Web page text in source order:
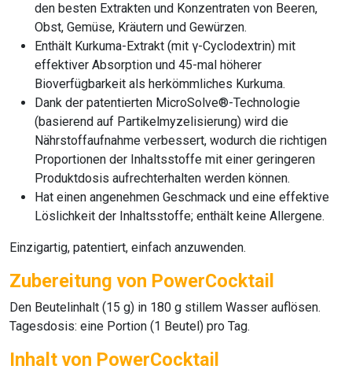
den besten Extrakten und Konzentraten von Beeren,
Obst, Gemüse, Kräutern und Gewürzen.
Enthält Kurkuma-Extrakt (mit γ-Cyclodextrin) mit
effektiver Absorption und 45-mal höherer
Bioverfügbarkeit als herkömmliches Kurkuma.
Dank der patentierten MicroSolve®-Technologie
(basierend auf Partikelmyzelisierung) wird die
Nährstoffaufnahme verbessert, wodurch die richtigen
Proportionen der Inhaltsstoffe mit einer geringeren
Produktdosis aufrechterhalten werden können.
Hat einen angenehmen Geschmack und eine effektive
Löslichkeit der Inhaltsstoffe; enthält keine Allergene.
Einzigartig, patentiert, einfach anzuwenden.
Zubereitung von PowerCocktail
Den Beutelinhalt (15 g) in 180 g stillem Wasser auflösen.
Tagesdosis: eine Portion (1 Beutel) pro Tag.
Inhalt von PowerCocktail